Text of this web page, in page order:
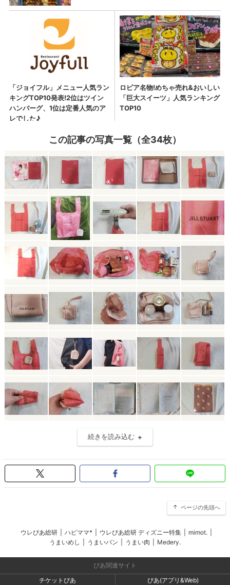
この記事の写真一覧（全34枚）
続きを読み込む
ページの先頭へ
ウレぴあ総研 ハピママ* ウレぴあ総研 ディズニー特集 mimot.
うまいめし
うまいパン うまい肉 Medery.
ぴあ関連サイト
チケットぴあ
ぴあ(アプリ&Web)